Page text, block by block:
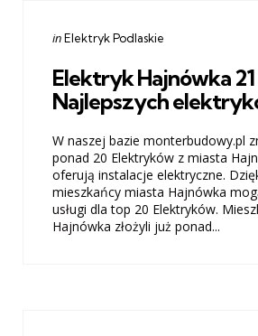
Categories
Posted
inElektryk Podlaskie
Elektryk Hajnówka 21
Najlepszych
W naszej bazie monterbudowy.pl
ponad 20 Elektryków z miasta
oferują instalacje elektryczne.
mieszkańcy miasta Hajnówka
usługi dla top 20 Elektryków.
Hajnówka złożyli już ponad...